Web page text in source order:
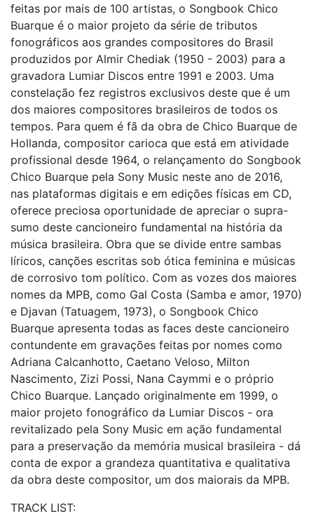
feitas por mais de 100 artistas, o Songbook Chico
Buarque é o maior projeto da série de tributos
fonográficos aos grandes compositores do Brasil
produzidos por Almir Chediak (1950 - 2003) para a
gravadora Lumiar Discos entre 1991 e 2003. Uma
constelação fez registros exclusivos deste que é um
dos maiores compositores brasileiros de todos os
tempos. Para quem é fã da obra de Chico Buarque de
Hollanda, compositor carioca que está em atividade
profissional desde 1964, o relançamento do Songbook
Chico Buarque pela Sony Music neste ano de 2016,
nas plataformas digitais e em edições físicas em CD,
oferece preciosa oportunidade de apreciar o supra-
sumo deste cancioneiro fundamental na história da
música brasileira. Obra que se divide entre sambas
líricos, canções escritas sob ótica feminina e músicas
de corrosivo tom político. Com as vozes dos maiores
nomes da MPB, como Gal Costa (Samba e amor, 1970)
e Djavan (Tatuagem, 1973), o Songbook Chico
Buarque apresenta todas as faces deste cancioneiro
contundente em gravações feitas por nomes como
Adriana Calcanhotto, Caetano Veloso, Milton
Nascimento, Zizi Possi, Nana Caymmi e o próprio
Chico Buarque. Lançado originalmente em 1999, o
maior projeto fonográfico da Lumiar Discos - ora
revitalizado pela Sony Music em ação fundamental
para a preservação da memória musical brasileira - dá
conta de expor a grandeza quantitativa e qualitativa
da obra deste compositor, um dos maiorais da MPB.
TRACK LIST: